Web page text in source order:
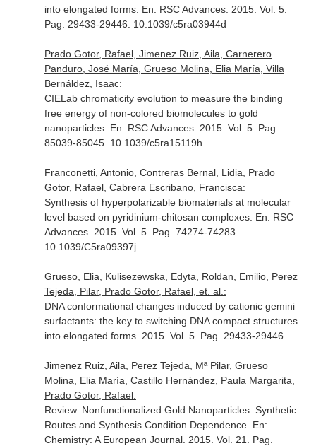
into elongated forms. En: RSC Advances. 2015. Vol. 5.
Pag. 29433-29446. 10.1039/c5ra03944d
Prado Gotor, Rafael, Jimenez Ruiz, Aila, Carnerero
Panduro, José María, Grueso Molina, Elia María, Villa
Bernáldez, Isaac:
CIELab chromaticity evolution to measure the binding
free energy of non-colored biomolecules to gold
nanoparticles. En: RSC Advances. 2015. Vol. 5. Pag.
85039-85045. 10.1039/c5ra15119h
Franconetti, Antonio, Contreras Bernal, Lidia, Prado
Gotor, Rafael, Cabrera Escribano, Francisca:
Synthesis of hyperpolarizable biomaterials at molecular
level based on pyridinium-chitosan complexes. En: RSC
Advances. 2015. Vol. 5. Pag. 74274-74283.
10.1039/C5ra09397j
Grueso, Elia, Kulisezewska, Edyta, Roldan, Emilio, Perez
Tejeda, Pilar, Prado Gotor, Rafael, et. al.:
DNA conformational changes induced by cationic gemini
surfactants: the key to switching DNA compact structures
into elongated forms. 2015. Vol. 5. Pag. 29433-29446
Jimenez Ruiz, Aila, Perez Tejeda, Mª Pilar, Grueso
Molina, Elia María, Castillo Hernández, Paula Margarita,
Prado Gotor, Rafael:
Review. Nonfunctionalized Gold Nanoparticles: Synthetic
Routes and Synthesis Condition Dependence. En:
Chemistry: A European Journal. 2015. Vol. 21. Pag.